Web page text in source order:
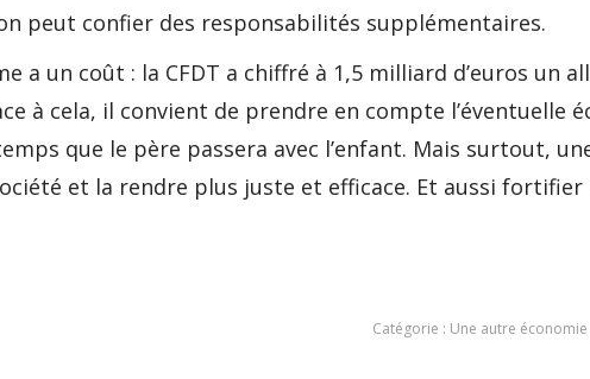
peut confier des responsabilités supplémentaires.
a un coût : la CFDT a chiffré à 1,5 milliard d’euros un
à cela, il convient de prendre en compte
que le père passera avec l’enfant. Mais
et la rendre plus juste et efficace. Et aussi fortifier
Catégorie : Une autre économie